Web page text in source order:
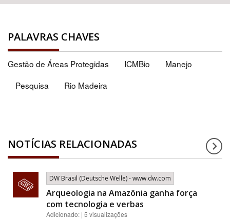
PALAVRAS CHAVES
Gestão de Áreas Protegidas ICMBio
Manejo
Pesquisa
Rio Madeira
NOTÍCIAS RELACIONADAS
DW Brasil (Deutsche Welle) - www.dw.com
Arqueologia na Amazônia ganha força
com tecnologia e verbas
Adicionado: | 5 visualizações